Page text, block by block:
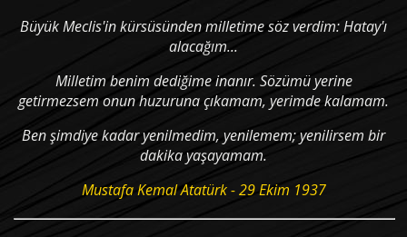
Büyük Meclis'in kürsüsünden milletime söz verdim: Hatay'ı
alacağım...
Milletim benim dediğime inanır. Sözümü yerine
getirmezsem onun huzuruna çıkamam, yerimde kalamam.
Ben şimdiye kadar yenilmedim, yenilemem; yenilirsem bir
dakika yaşayamam.
Mustafa Kemal Atatürk - 29 Ekim 1937